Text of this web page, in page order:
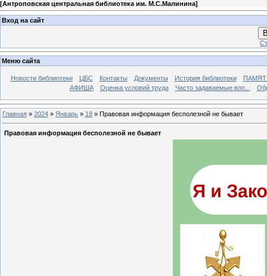
[Антроповская центральная библиотека им. М.С.Малинина]
Вход на сайт
Меню сайта
Новости библиотеки ЦБС Контакты Документы История библиотеки
АФИША
Оценка условий труда Часто задаваемые воп...
Главная » 2024 » Январь » 18 » Правовая информация бесполезной не бывает
Правовая информация бесполезной не бывает